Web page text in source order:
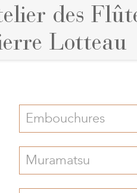
des
Lotteau
Embouchures
Muramatsu